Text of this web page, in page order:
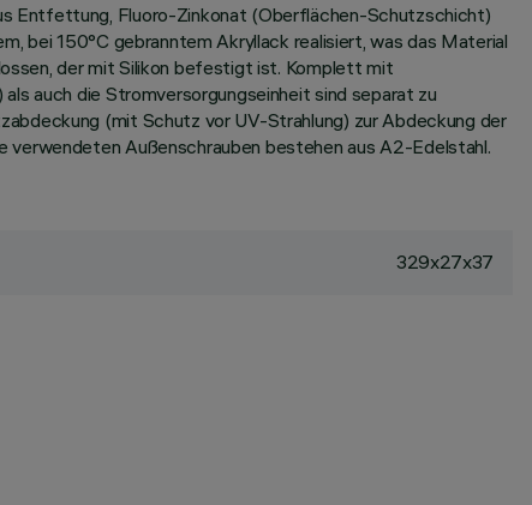
Entfettung, Fluoro-Zinkonat (Oberflächen-Schutzschicht)
bei 150°C gebranntem Akryllack realisiert, was das Material
der mit Silikon befestigt ist. Komplett mit
auch die Stromversorgungseinheit sind separat zu
(mit Schutz vor UV-Strahlung) zur Abdeckung der
Außenschrauben bestehen aus A2-Edelstahl.
329x27x37